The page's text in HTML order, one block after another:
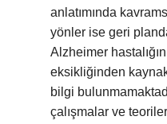
anlatımında
yönler ise geri
Alzheimer
eksikliğinden
bilgi
çalışmalar ve